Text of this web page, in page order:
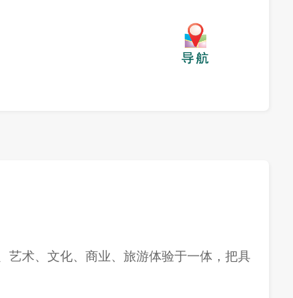
艺术、文化、商业、旅游体验于一体，把具